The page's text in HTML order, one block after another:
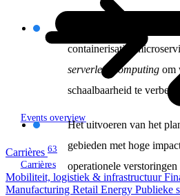
Events overview
Carrières 63
Carrières
Mobiliteit, logistiek & infrastructuur
Manufacturing Retail Energy Publieke
containerisatie,
serverless computing om
schaalbaarheid te
Het uitvoeren van het
gebieden met hoge
operationele